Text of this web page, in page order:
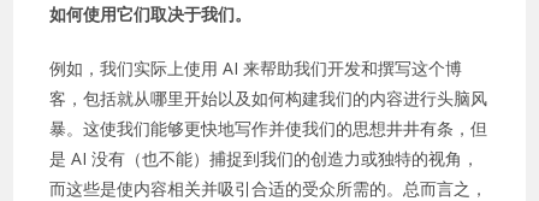
如何使用它们取决于我们。
例如，我们实际上使用 AI 来帮助我们开发和撰写这个博
客，包括就从哪里开始以及如何构建我们的内容进行头脑风
暴。这使我们能够更快地写作并使我们的思想井井有条，但
是 AI 没有（也不能）捕捉到我们的创造力或独特的视角，
而这些是使内容相关并吸引合适的受众所需的。总而言之，